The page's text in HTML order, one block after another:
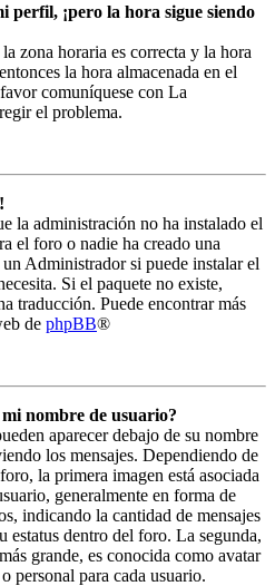
perfil, ¡pero la hora sigue siendo
zona horaria es correcta y la hora
la hora almacenada en el
comuníquese con La
el problema.
la administración no ha instalado el
el foro o nadie ha creado una
Administrador si puede instalar el
Si el paquete no existe,
traducción. Puede encontrar más
de phpBB®
nombre de usuario?
aparecer debajo de su nombre
los mensajes. Dependiendo de
la primera imagen está asociada
generalmente en forma de
indicando la cantidad de mensajes
estatus dentro del foro. La segunda,
grande, es conocida como avatar
personal para cada usuario.